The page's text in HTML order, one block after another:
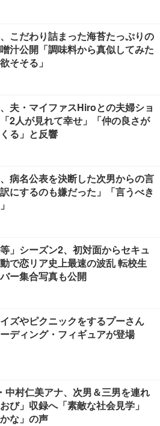
こだわり詰まった海苔たっぷりの
汁公開「調味料から真似してみた
そそる」
夫・マイファスHiroとの夫婦ショ
2人が見れて幸せ」「仲の良さが
る」と反響
病名公表を決断した次男からの言
にするのも嫌だった」「言うべき
等」シーズン2、初対面からセキュ
で恋リア史上最速の波乱 転校生
ー集合写真も公開
ズやピクニックをするプーさん
ディング・フィギュアが登場
中村仁美アナ、次男＆三男を連れ
び」収録へ「素敵な社会見学」
な」の声